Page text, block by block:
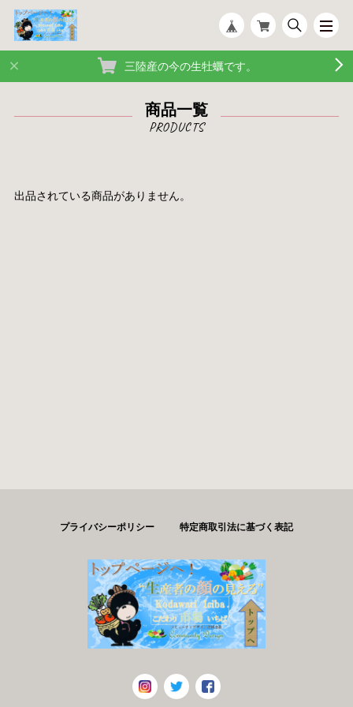
三陸産の今の生牡蠣です。
商品一覧
出品されている商品がありません。
プライバシーポリシー 特定商取引法に基づく表記